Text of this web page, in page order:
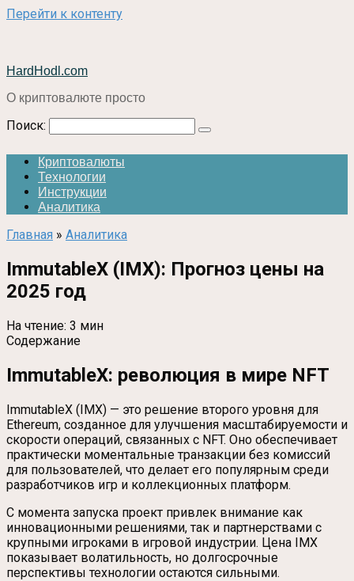
Перейти к контенту
HardHodl.com
О криптовалюте просто
Поиск:
Криптовалюты
Технологии
Инструкции
Аналитика
Главная » Аналитика
ImmutableX (IMX): Прогноз цены на
2025 год
На чтение: 3 мин
Содержание
ImmutableX: революция в мире NFT
ImmutableX (IMX) — это решение второго уровня для
Ethereum, созданное для улучшения масштабируемости и
скорости операций, связанных с NFT. Оно обеспечивает
практически моментальные транзакции без комиссий
для пользователей, что делает его популярным среди
разработчиков игр и коллекционных платформ.
С момента запуска проект привлек внимание как
инновационными решениями, так и партнерствами с
крупными игроками в игровой индустрии. Цена IMX
показывает волатильность, но долгосрочные
перспективы технологии остаются сильными.